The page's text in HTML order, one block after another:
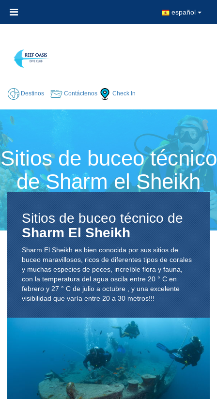
español
Destinos Contáctenos Check In
Sitios de buceo técnico
de Sharm el Sheikh
Sitios de buceo técnico de
Sharm El Sheikh
Sharm El Sheikh es bien conocida por sus sitios de
buceo maravillosos, ricos de diferentes tipos de corales
y muchas especies de peces, increíble flora y fauna,
con la temperatura del agua oscila entre 20 ° C en
febrero y 27 ° C de julio a octubre , y una excelente
visibilidad que varía entre 20 a 30 metros!!!